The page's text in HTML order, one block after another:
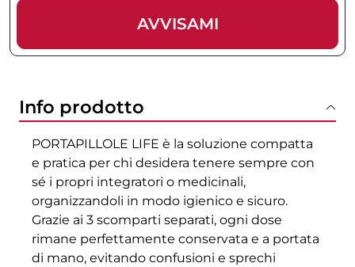
AVVISAMI
Info prodotto
PORTAPILLOLE LIFE è la soluzione compatta
e pratica per chi desidera tenere sempre con
sé i propri integratori o medicinali,
organizzandoli in modo igienico e sicuro.
Grazie ai 3 scomparti separati, ogni dose
rimane perfettamente conservata e a portata
di mano, evitando confusioni e sprechi